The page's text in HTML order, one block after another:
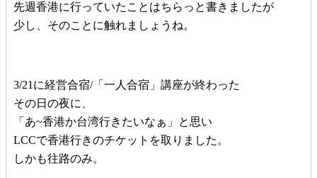
先週香港に行っていたことはちらっと書きましたが
少し、そのことに触れましょうね。
3/21に経営合宿/「一人合宿」講座が終わった
その日の夜に、
「あ~香港か台湾行きたいなぁ」と思い
LCCで香港行きのチケットを取りました。
しかも往路のみ。